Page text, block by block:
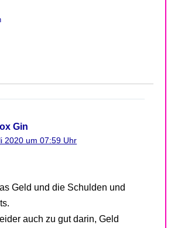
Gin
2020 um 07:59 Uhr
Geld und die Schulden und
auch zu gut darin, Geld